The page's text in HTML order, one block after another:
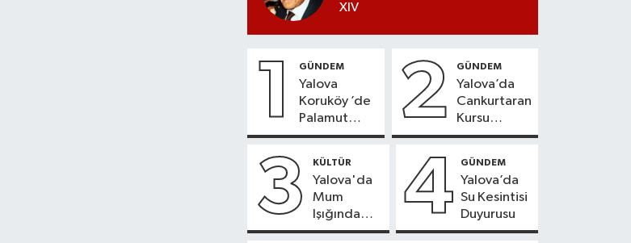
XIV
1 GÜNDEM
Yalova
Koruköy ’de
Palamut
Sezonu
2 GÜNDEM
Yalova’da
Cankurtaran
Kursu
Kayıtları
3 KÜLTÜR
Yalova'da
Mum
Işığında
Konser
4 GÜNDEM
Yalova’da
Su Kesintisi
Duyurusu